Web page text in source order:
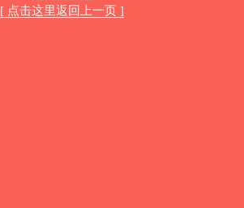
[ 点击这里返回上一页 ]